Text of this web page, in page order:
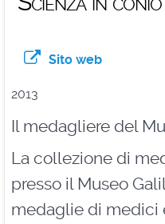
Sito web
2013
Il medagliere del
La collezione di
presso il Museo
medaglie di medici